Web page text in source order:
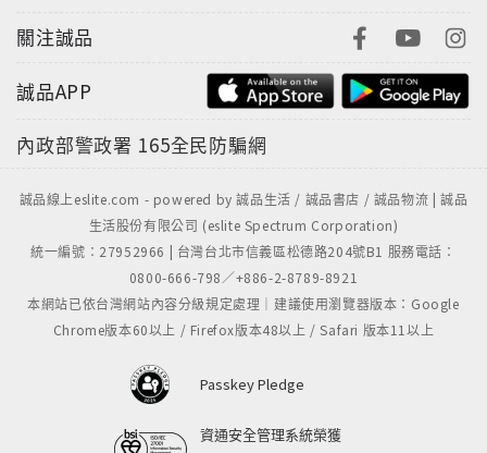
關注誠品
誠品APP
內政部警政署 165全民防騙網
誠品線上eslite.com - powered by 誠品生活 / 誠品書店 / 誠品物流 | 誠品
生活股份有限公司 (eslite Spectrum Corporation)
統一編號：27952966 | 台灣台北市信義區松德路204號B1 服務電話：
0800-666-798／+886-2-8789-8921
本網站已依台灣網站內容分級規定處理｜建議使用瀏覽器版本：Google
Chrome版本60以上 / Firefox版本48以上 / Safari 版本11以上
Passkey Pledge
資通安全管理系統榮獲